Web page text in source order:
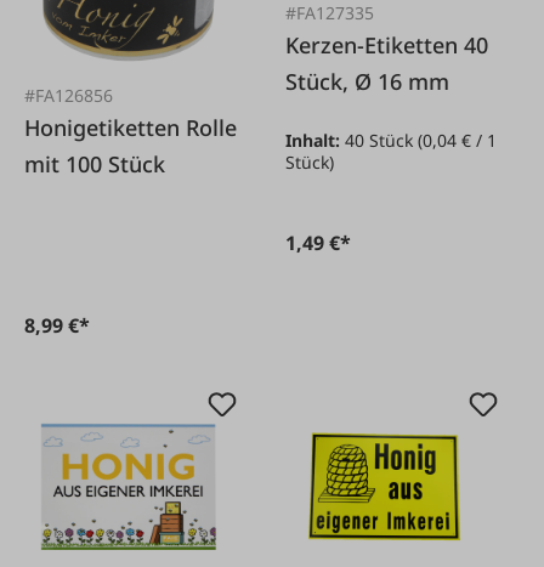
#FA126856
Honigetiketten Rolle
mit 100 Stück
8,99 €*
#FA127335
Kerzen-Etiketten 40
Stück, Ø 16 mm
Inhalt:40 Stück(0,04 € / 1
Stück)
1,49 €*